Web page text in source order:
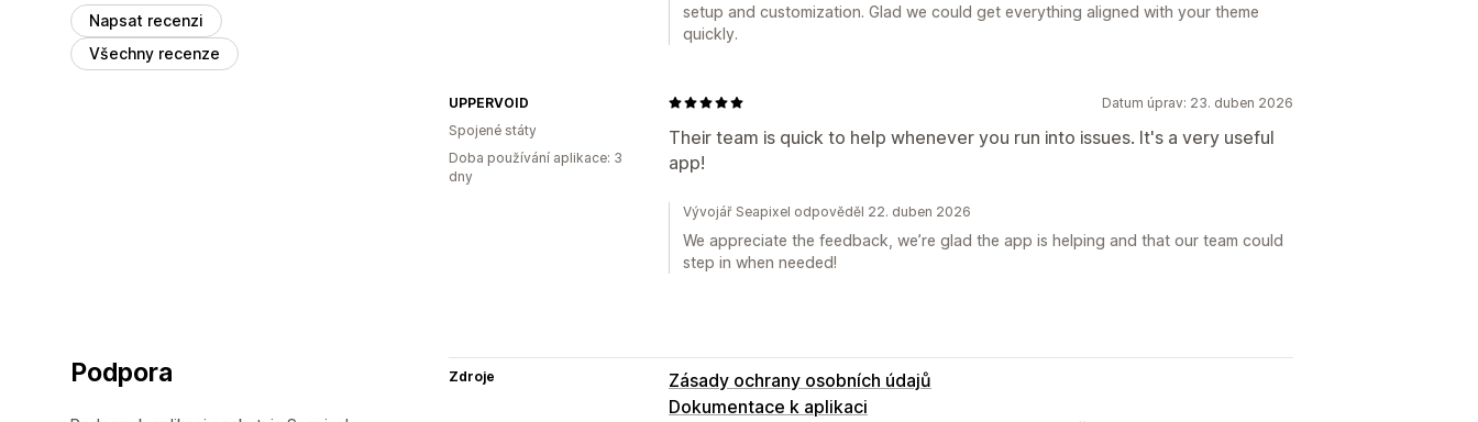
Napsat recenzi
Všechny recenze
setup and customization. Glad we could get everything aligned with your theme
quickly.
Datum úprav: 23. duben 2026
Their team is quick to help whenever you run into issues. It's a very useful
app!
UPPERVOID
Spojené státy
Doba používání aplikace: 3
dny
Vývojář Seapixel odpověděl 22. duben 2026
We appreciate the feedback, we’re glad the app is helping and that our team could
step in when needed!
Podpora Zdroje
Zásady ochrany osobních údajů
Dokumentace k aplikaci